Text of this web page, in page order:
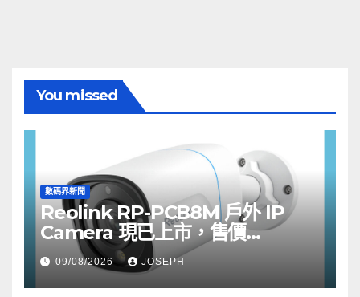
You missed
數碼界新聞
Reolink RP-PCB8M 戶外 IP
Camera 現已上市，售價
HK$722
09/08/2026 JOSEPH